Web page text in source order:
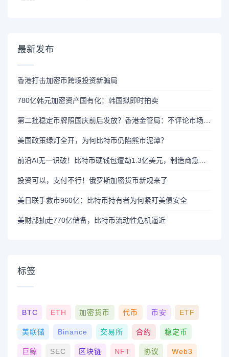
最新发布
香港打击加密币跨境投资新骗局
780亿韩元加密资产国有化：韩国拟即时拍卖
美国政策绿灯全开，为何比特币仍陷熊市泥潭？
投资可以，支付不行！俄罗斯加密货币新规来了
美日联手救市960亿：比特币持有者为何紧盯美债安全
美财部抽走770亿储备，比特币流动性危机逼近
标签
BTC ETH 加密货币 代币 币安 ETF
美联储 Binance 交易所 合约 稳定币
巨鲸 SEC 区块链 NFT 协议 Web3